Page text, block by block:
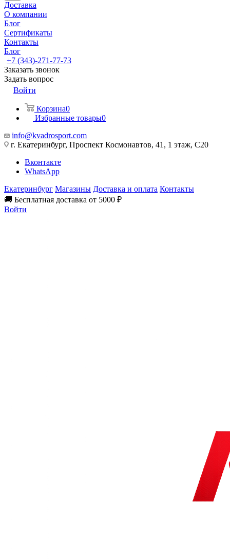
Доставка
О компании
Блог
Сертификаты
Контакты
Блог
+7 (343)-271-77-73
Заказать звонок
Задать вопрос
Войти
Корзина0
Избранные товары0
info@kvadrosport.com
г. Екатеринбург, Проспект Космонавтов, 41, 1 этаж, С20
Вконтакте
WhatsApp
Екатеринбург Магазины Доставка и оплата Контакты
🚚 Бесплатная доставка от 5000 ₽
Войти